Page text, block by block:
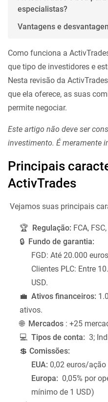
especialistas?
Vantagens e
Como funciona a
que tipo de investidores e
Nesta revisão da
que ela oferece, as suas
permite negociar.
Este artigo não deve ser
investimento. É meramente
Principais
ActivTrades
Vejamos suas principais
🏆 Regulação: FCA,
🔒 Fundo de garantia:
FGD: Até 20.000
Clientes PLC: Entre
USD.
💼 Ativos financeiros:
ativos.
🌐 Mercados : +25
💻 Tipos de conta: 3;
💲 Comissões:
EUA: 0,02 euros/
Europa: 0,05% por
mínimo de 1 USD)